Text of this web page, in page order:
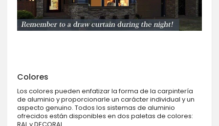
Colores
Los colores pueden enfatizar la forma de la carpintería
de aluminio y proporcionarle un carácter individual y un
aspecto genuino. Todos los sistemas de aluminio
ofrecidos están disponibles en dos paletas de colores: